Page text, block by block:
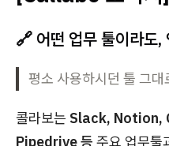
🔗 어떤 업무 툴이라도,
평소 사용하시던 툴 그
콜라보는 Slack, Notion,
Pipedrive 등 주요 업무툴